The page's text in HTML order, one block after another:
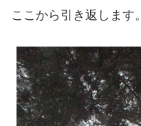
ここから引き返します。